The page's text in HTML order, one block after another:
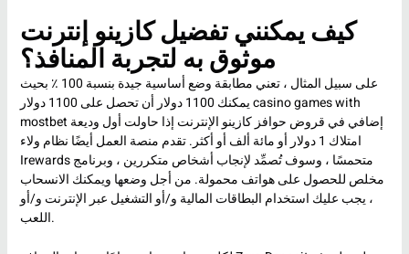
كيف يمكنني تفضيل كازينو إنترنت
موثوق به لتجربة المنافذ؟
على سبيل المثال ، تعني مطابقة وضع أساسية جيدة بنسبة 100 ٪ بحيث
casino games with
mostbet
امتلاك 1 دولار أو مائة ألف أو أكثر. تقدم منصة العمل أيضًا نظام ولاء
Irewards متحمسًا ، وسوف تُصمِّد لإنجاب أشخاص متكررين ، وبرنامج
مخلص للحصول على هواتف محمولة. من أجل وضعها ويمكنك الانسحاب
، يجب عليك استخدام البطاقات المالية و/أو التشغيل عبر الإنترنت و/أو
اللعب.